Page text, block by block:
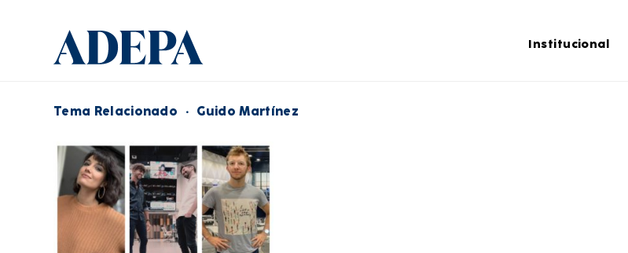
Institucional
Tema Relacionado · Guido Martínez